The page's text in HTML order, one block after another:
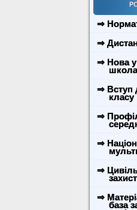
⇒
⇒
⇒ Нова
школа
⇒ Вступ
класу
⇒
⇒
⇒
захист
⇒
база